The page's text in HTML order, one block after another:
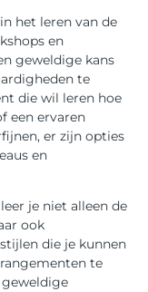
het leren van de
en
​​geweldige kans
te
die wil leren hoe
een ervaren
er zijn opties
en
je niet alleen de
ook
die je kunnen
te
geweldige